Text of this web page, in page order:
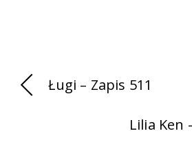
Ługi – Zapis 511
Lilia Ken